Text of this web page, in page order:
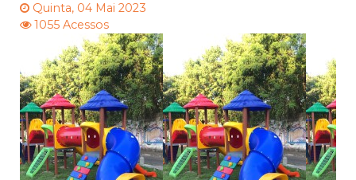
Quinta, 04 Mai 2023
1055 Acessos